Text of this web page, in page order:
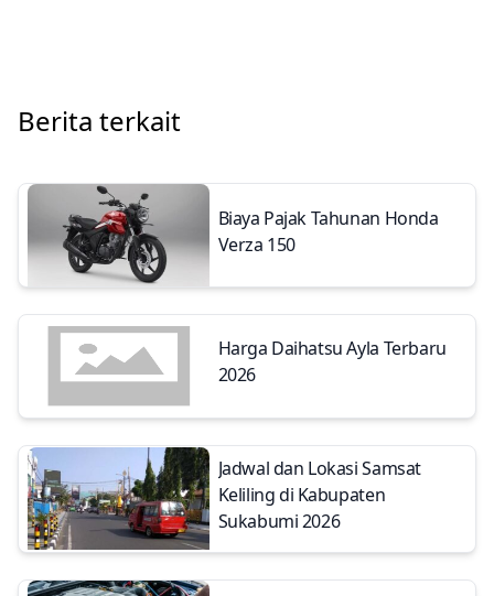
Berita terkait
Biaya Pajak Tahunan Honda
Verza 150
Harga Daihatsu Ayla Terbaru
2026
Jadwal dan Lokasi Samsat
Keliling di Kabupaten
Sukabumi 2026